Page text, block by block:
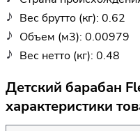
Вес брутто (кг): 0.62
Объем (м3): 0.00979
Вес нетто (кг): 0.48
Детский барабан
характеристики